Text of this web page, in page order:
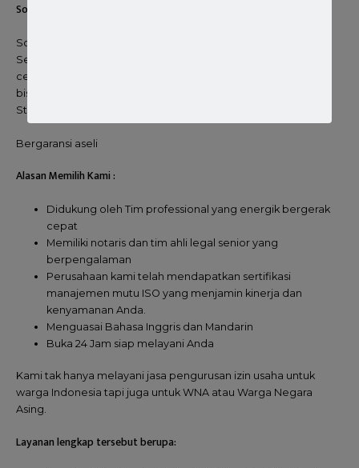
Solusi Jasa Pembuatan Sertifikat Standar OSS RBA Terdekat
So ! kami menyediakan solusi untuk jasa memverifikasi
Sertifikat Standar dan IZIN dengan cara yang instan, proses
cepat yang salah satunya Sertifikat Standar Catering. Anda
bisa melakukan negosiasi Biaya Jasa Pengurusan Sertifikat
Standar Terverifikasi dengan Biro Jasa ini
Bergaransi aseli
Alasan Memilih Kami :
Didukung oleh Tim professional yang energik bergerak
cepat
Memiliki notaris dan tim ahli legal senior yang
berpengalaman
Perusahaan kami telah mendapatkan sertifikasi
manajemen mutu ISO yang menjamin kinerja dan
kenyamanan Anda.
Menguasai Bahasa Inggris dan Mandarin
Buka 24 Jam siap melayani Anda
Kami tak hanya melayani jasa pengurusan izin usaha untuk
warga Indonesia tapi juga untuk WNA atau Warga Negara
Asing.
Layanan lengkap tersebut berupa: